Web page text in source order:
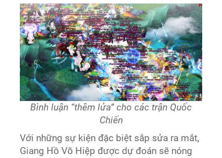
Bình luận “thêm lửa” cho các trận Quốc
Chiến
Với những sự kiện đặc biệt sắp sửa ra mắt,
Giang Hồ Võ Hiệp được dự đoán sẽ nóng